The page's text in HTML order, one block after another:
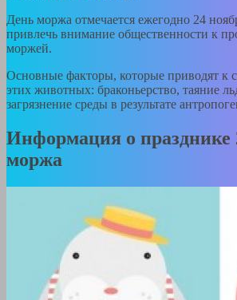
День моржа отмечается ежегодно 24
привлечь внимание общественности к
моржей.
Основные факторы, которые приводят к
этих животных: браконьерство, таяние
загрязнение среды в результате
Информация о
моржа